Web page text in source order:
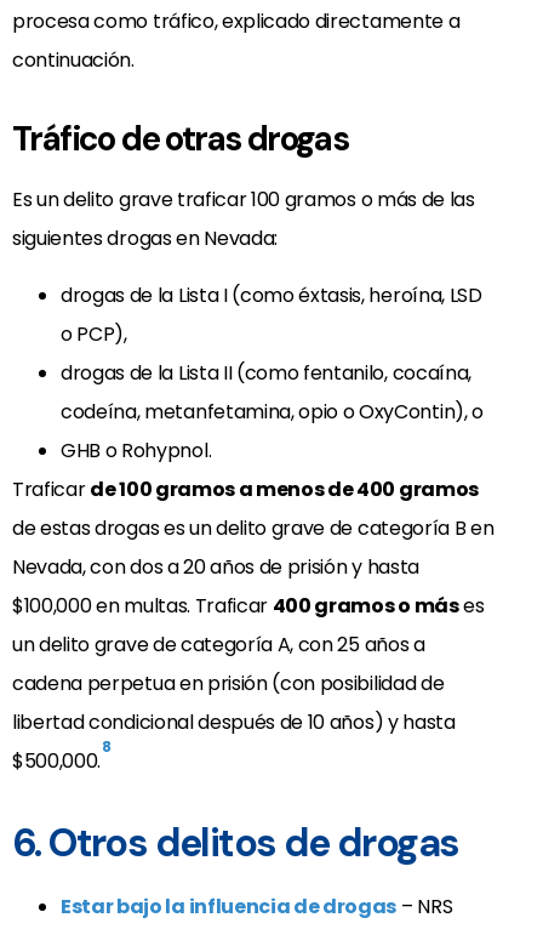
procesa como tráfico, explicado directamente a
continuación.
Tráfico de otras drogas
Es un delito grave traficar 100 gramos o más de las
siguientes drogas en Nevada:
drogas de la Lista I (como éxtasis, heroína, LSD
o PCP),
drogas de la Lista II (como fentanilo, cocaína,
codeína, metanfetamina, opio o OxyContin), o
GHB o Rohypnol.
Traficarde 100 gramos a menos de 400 gramos
de estas drogas es un delito grave de categoría B en
Nevada, con dos a 20 años de prisión y hasta
$100,000 en multas. Traficar 400 gramos o máses
un delito grave de categoría A, con 25 años a
cadena perpetua en prisión (con posibilidad de
libertad condicional después de 10 años) y hasta
$500,000.8
6. Otros delitos de drogas
Estar bajo la influencia de drogas – NRS